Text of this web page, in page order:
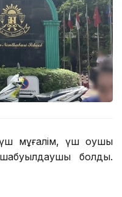
мұғалім, үш оқушы
болды.